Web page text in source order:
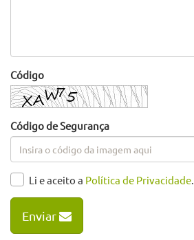
Código
Código de Segurança
Li e aceito a Política de Privacidade.
Enviar